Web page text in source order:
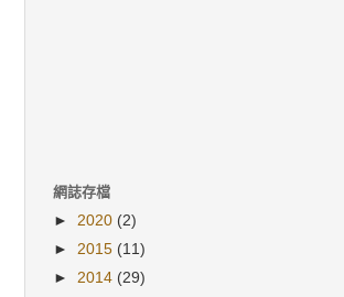
網誌存檔
► 2020 (2)
► 2015 (11)
► 2014 (29)